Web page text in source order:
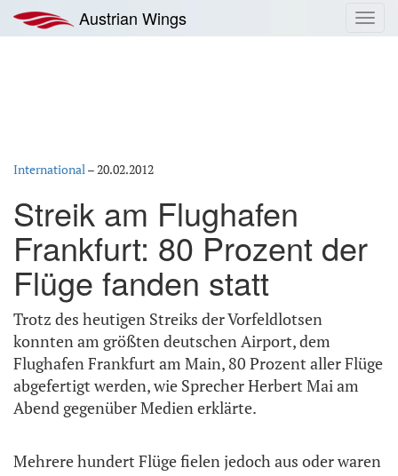
Inhalt
springen
Austrian Wings
International–20.02.2012
Streik am Flughafen
Frankfurt: 80 Prozent der
Flüge fanden statt
Trotz des heutigen Streiks der Vorfeldlotsen
konnten am größten deutschen Airport, dem
Flughafen Frankfurt am Main, 80 Prozent aller Flüge
abgefertigt werden, wie Sprecher Herbert Mai am
Abend gegenüber Medien erklärte.
Mehrere hundert Flüge fielen jedoch aus oder waren